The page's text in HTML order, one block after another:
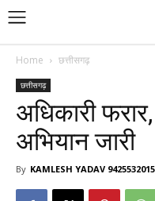
Home छत्तीसगढ़
छत्तीसगढ़
अधिकारी
अभियान जारी
By KAMLESH YADAV 9425532015